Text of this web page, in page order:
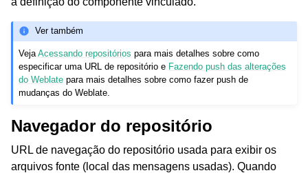
Ver também
VejaAcessando repositórios para mais detalhes sobre como
especificar uma URL de repositório e Fazendo push das alterações
do Weblate para mais detalhes sobre como fazer push de
mudanças do Weblate.
Navegador do repositório
URL de navegação do repositório usada para exibir os
arquivos fonte (local das mensagens usadas). Quando